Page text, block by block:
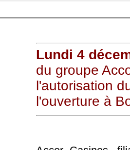
Lundi 4
du groupe
l'autorisation
l'ouverture à